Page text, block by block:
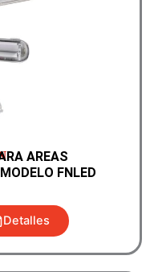
AREAS
FNLED
Detalles